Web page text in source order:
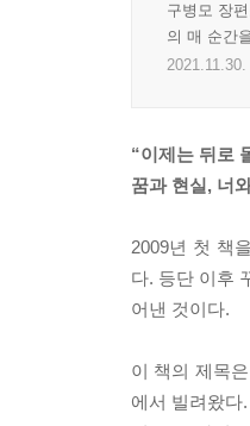
구병모 장
의 매 순간
2021.11.30.
“이제는 뒤로
꿈과 현실, 너
2009년 첫 책
다. 등단 이후
어낸 것이다.
이 책의 제목
에서 빌려왔